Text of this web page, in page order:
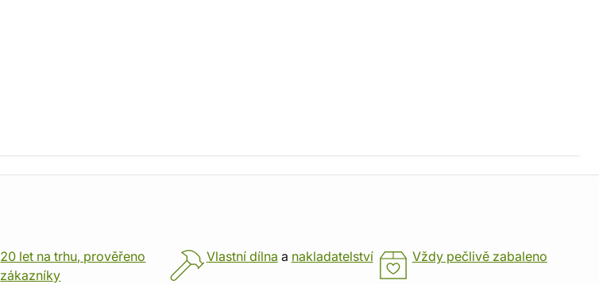
20 let na trhu, prověřeno
zákazníky
Vlastní dílna a nakladatelství Vždy pečlivě zabaleno